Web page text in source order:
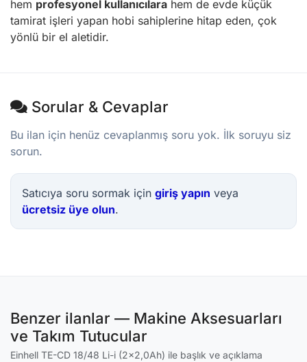
hem profesyonel kullanıcılara hem de evde küçük
tamirat işleri yapan hobi sahiplerine hitap eden, çok
yönlü bir el aletidir.
Sorular & Cevaplar
Bu ilan için henüz cevaplanmış soru yok. İlk soruyu siz
sorun.
Satıcıya soru sormak için giriş yapın veya
ücretsiz üye olun.
Benzer ilanlar — Makine Aksesuarları
ve Takım Tutucular
Einhell TE-CD 18/48 Li-i (2x2,0Ah) ile başlık ve açıklama